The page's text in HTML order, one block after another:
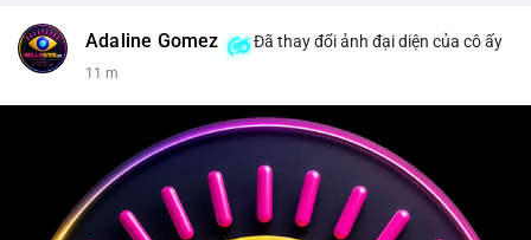
Adaline Gomez Đã thay đổi ảnh đại diện của cô ấy
11 m